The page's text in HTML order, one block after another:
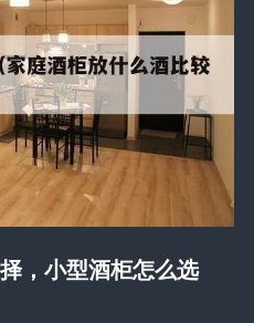
，小型酒柜怎么选